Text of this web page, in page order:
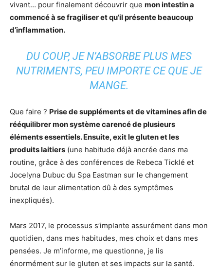
vivant… pour finalement découvrir que mon intestin a
commencé à se fragiliser et qu’il présente beaucoup
d’inflammation.
DU COUP, JE N’ABSORBE PLUS MES
NUTRIMENTS, PEU IMPORTE CE QUE JE
MANGE.
Que faire ? Prise de suppléments et de vitamines afin de
rééquilibrer mon système carencé de plusieurs
éléments essentiels. Ensuite, exit le gluten et les
produits laitiers (une habitude déjà ancrée dans ma
routine, grâce à des conférences de Rebeca Ticklé et
Jocelyna Dubuc du Spa Eastman sur le changement
brutal de leur alimentation dû à des symptômes
inexpliqués).
Mars 2017, le processus s’implante assurément dans mon
quotidien, dans mes habitudes, mes choix et dans mes
pensées. Je m’informe, me questionne, je lis
énormément sur le gluten et ses impacts sur la santé.